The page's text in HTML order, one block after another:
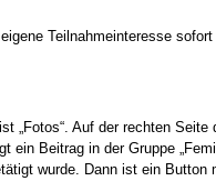
Teilnahmeinteresse
„Fotos“. Auf der rechten
ein Beitrag in der Gruppe
wurde. Dann ist ein